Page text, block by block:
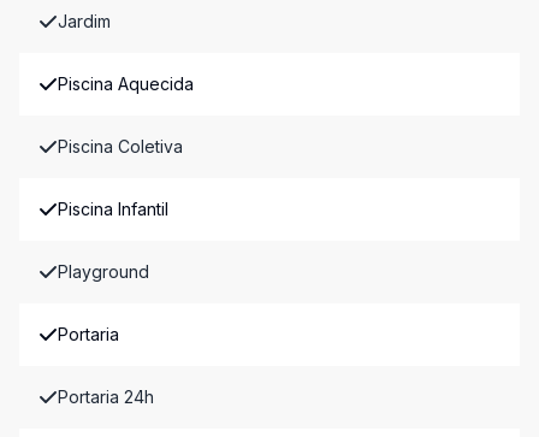
Jardim
Piscina Aquecida
Piscina Coletiva
Piscina Infantil
Playground
Portaria
Portaria 24h